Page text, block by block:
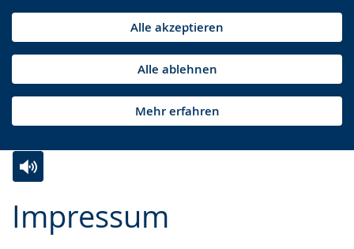
Alle akzeptieren
Alle ablehnen
Mehr erfahren
Impressum
Leichten
Sprache
Audio-
Unterstützung.
Video